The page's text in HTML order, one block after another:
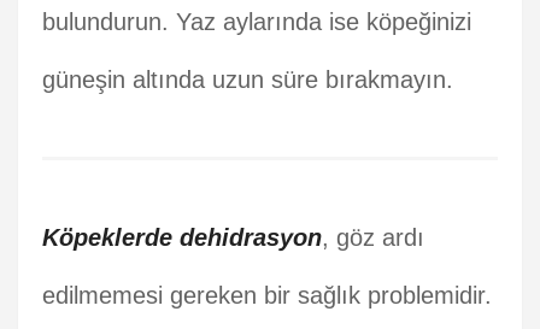
bulundurun. Yaz aylarında ise köpeğinizi
güneşin altında uzun süre bırakmayın.
Köpeklerde dehidrasyon, göz ardı
edilmemesi gereken bir sağlık problemidir.